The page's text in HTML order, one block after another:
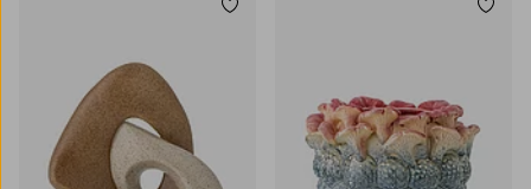
Lägg till i favoriter